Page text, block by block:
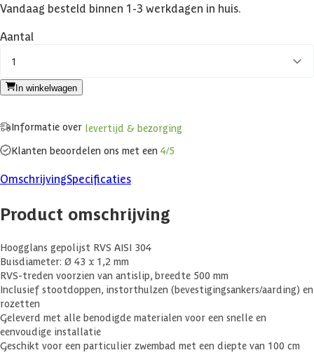
Vandaag besteld binnen 1-3 werkdagen in huis.
Aantal
1
In winkelwagen
Informatie over levertijd & bezorging
Klanten beoordelen ons met een 4/5
OmschrijvingSpecificaties
Product omschrijving
Hoogglans gepolijst RVS AISI 304
Buisdiameter: Ø 43 x 1,2 mm
RVS-treden voorzien van antislip, breedte 500 mm
Inclusief stootdoppen, instorthulzen (bevestigingsankers/aarding) en
rozetten
Geleverd met alle benodigde materialen voor een snelle en
eenvoudige installatie
Geschikt voor een particulier zwembad met een diepte van 100 cm